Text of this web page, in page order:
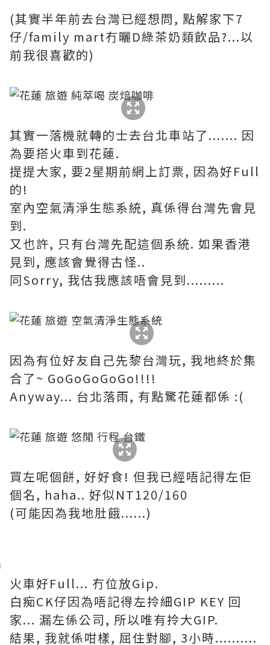
(其實半年前去台灣已經想問, 點解家下7
仔/family mart冇曬D綠茶奶類飲品?...以
前我很喜歡的)
其實一落機就轉的士去台北車站了....... 因
為要搭火車到花蓮.
提提大家, 要2星期前網上訂票, 因為好Full
的!
室內空氣清淨生態系統, 真係得台灣先會見
到.
又也許, 只有台灣先配這個系統. 如果香港
見到, 應該會覺得古怪..
同Sorry, 我估我應該唔會見到.........
因為有位好友自己先黎台灣玩, 我地終於集
合了~ GoGoGoGoGo!!!!
Anyway... 台北落雨, 有點驚花蓮都係 :(
買左呢個餅, 好好食! 但我已經唔記得左佢
個名, haha.. 好似NT120/160
(可能因為我地肚餓......)
火車好Full... 冇位放Gip.
白痴CK仔因為唔記得左拎細GIP KEY 回
家... 漏左係公司, 所以唯有拎大GIP.
結果, 我就係咁樣, 屈住對腳, 3小時..........